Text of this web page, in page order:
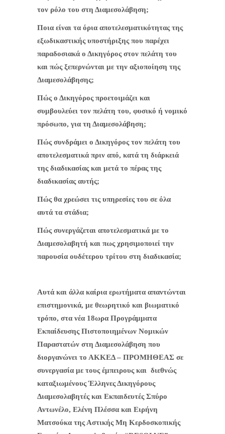
τον ρόλο του στη Διαμεσολάβηση;
Ποια είναι τα όρια αποτελεσματικότητας της
εξωδικαστικής υποστήριξης που παρέχει
παραδοσιακά ο Δικηγόρος στον πελάτη του
και πώς ξεπερνώνται με την αξιοποίηση της
Διαμεσολάβησης;
Πώς ο Δικηγόρος προετοιμάζει και
συμβουλεύει τον πελάτη του, φυσικό ή νομικό
πρόσωπο, για τη Διαμεσολάβηση;
Πώς συνδράμει ο Δικηγόρος τον πελάτη του
αποτελεσματικά πριν από, κατά τη διάρκειά
της διαδικασίας και μετά το πέρας της
διαδικασίας αυτής;
Πώς θα χρεώσει τις υπηρεσίες του σε όλα
αυτά τα στάδια;
Πώς συνεργάζεται αποτελεσματικά με το
Διαμεσολαβητή και πως χρησιμοποιεί την
παρουσία ουδέτερου τρίτου στη διαδικασία;
Αυτά και άλλα καίρια ερωτήματα απαντώνται
επιστημονικά, με θεωρητικό και βιωματικό
τρόπο, στα νέα 18ωρα Προγράμματα
Εκπαίδευσης Πιστοποιημένων Νομικών
Παραστατών στη Διαμεσολάβηση που
διοργανώνει το ΑΚΚΕΔ – ΠΡΟΜΗΘΕΑΣ σε
συνεργασία με τους έμπειρους και διεθνώς
καταξιωμένους Έλληνες Δικηγόρους
Διαμεσολαβητές και Εκπαιδευτές Σπύρο
Αντωνέλο, Ελένη Πλέσσα και Ειρήνη
Ματσούκα της Αστικής Μη Κερδοσκοπικής